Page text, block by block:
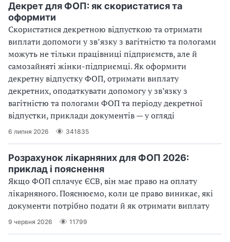
Декрет для ФОП: як скористатися та
оформити
Скористатися декретною відпусткою та отримати
виплати допомоги у звʼязку з вагітністю та пологами
можуть не тільки працівниці підприємств, але й
самозайняті жінки-підприємці. Як оформити
декретну відпустку ФОП, отримати виплату
декретних, оподаткувати допомогу у зв’язку з
вагітністю та пологами ФОП та періоду декретної
відпустки, приклади документів — у огляді
6 липня 2026 341835
Розрахунок лікарняних для ФОП 2026:
приклад і пояснення
Якщо ФОП сплачує ЄСВ, він має право на оплату
лікарняного. Пояснюємо, коли це право виникає, які
документи потрібно подати й як отримати виплату
9 червня 2026 11799